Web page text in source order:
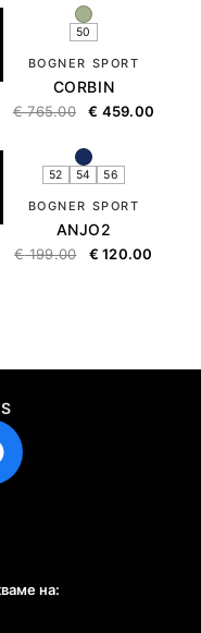
50
BOGNER SPORT
CORBIN
€765.00 € 459.00
52 54 56
BOGNER SPORT
ANJO2
€199.00 € 120.00
на: